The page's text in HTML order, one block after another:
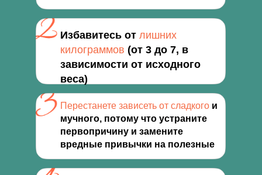
Избавитесь от лишних
килограммов (от 3 до 7, в
зависимости от исходного
веса)
Перестанете зависеть от сладкого и
мучного, потому что устраните
первопричину и замените
вредные привычки на полезные